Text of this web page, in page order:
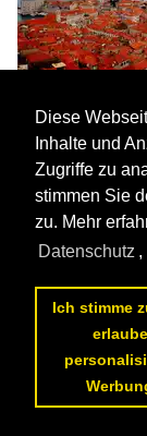
Blick von der
Oktober 2010 
der Mecklenburger
Kroatien /
1520 1
Diese
Inhalte und
Zugriffe zu
stimmen Sie
zu. Mehr
Datenschutz ,
Ich stimme
erlaube